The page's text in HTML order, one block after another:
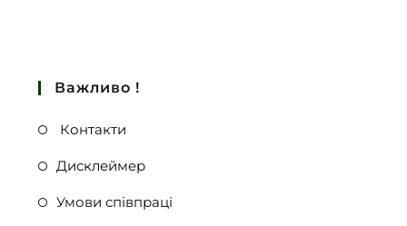
Важливо !
Контакти
Дисклеймер
Умови співпраці